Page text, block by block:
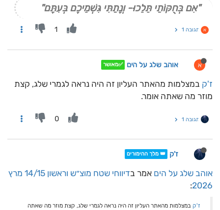
"אִם בְּחֻקּוֹתַי תֵּלֵכוּ- וְנָתַתִּי גִּשְׁמֵיכֶם בְּעִתָּם"
א תגובה 1 1
א אוהב שלג על הים ✅מאושר
ז'ק במצלמות מהאתר העליון זה היה נראה לגמרי שלג, קצת
מוזר מה שאתה אומר.
תגובה 1 0
ז'ק 👑 מלך ההימורים
אוהב שלג על הים אמר ב
דיווחי שטח מוצ״ש וראשון 14/15 מרץ
2026
:
ז'ק במצלמות מהאתר העליון זה היה נראה לגמרי שלג, קצת מוזר מה שאתה